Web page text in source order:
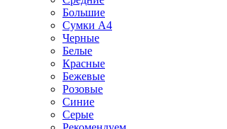
Большие
Сумки А4
Черные
Белые
Красные
Бежевые
Розовые
Синие
Серые